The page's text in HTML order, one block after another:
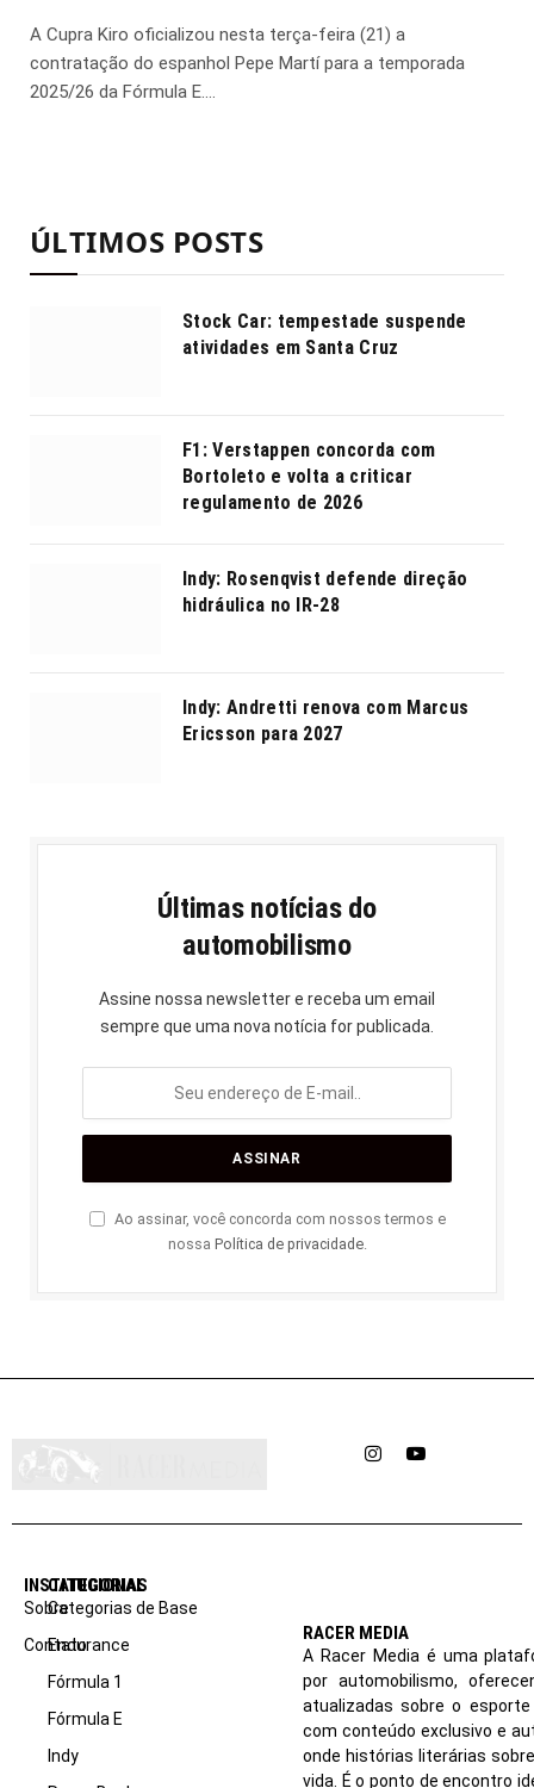
A Cupra Kiro oficializou nesta terça-feira (21) a
contratação do espanhol Pepe Martí para a temporada
2025/26 da Fórmula E.…
ÚLTIMOS POSTS
Stock Car: tempestade suspende
atividades em Santa Cruz
F1: Verstappen concorda com
Bortoleto e volta a criticar
regulamento de 2026
Indy: Rosenqvist defende direção
hidráulica no IR-28
Indy: Andretti renova com Marcus
Ericsson para 2027
Últimas notícias do
automobilismo
Assine nossa newsletter e receba um email
sempre que uma nova notícia for publicada.
Ao assinar, você concorda com nossos termos e
nossa Política de privacidade.
InstagramYouTube
INSTITUCIONAL
Sobre
Contato
CATEGORIAS
Categorias de Base
Endurance
Fórmula 1
Fórmula E
Indy
RACER MEDIA
A Racer Media é uma
por automobilismo,
atualizadas sobre o
com conteúdo exclusivo e
onde histórias literárias
vida. É o ponto de encontro